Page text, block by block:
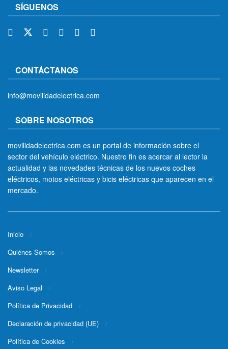
SÍGUENOS
CONTÁCTANOS
info@movilidadelectrica.com
SOBRE NOSOTROS
movilidadelectrica.com es un portal de información sobre el
sector del vehículo eléctrico. Nuestro fin es acercar al lector la
actualidad y las novedades técnicas de los nuevos coches
eléctricos, motos eléctricas y bicis eléctricas que aparecen en el
mercado.
Inicio
Quiénes Somos
Newsletter
Aviso Legal
Política de Privacidad
Declaración de privacidad (UE)
Política de Cookies